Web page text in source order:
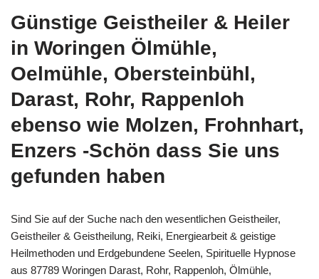
Günstige Geistheiler & Heiler
in Woringen Ölmühle,
Oelmühle, Obersteinbühl,
Darast, Rohr, Rappenloh
ebenso wie Molzen, Frohnhart,
Enzers -Schön dass Sie uns
gefunden haben
Sind Sie auf der Suche nach den wesentlichen Geistheiler,
Geistheiler & Geistheilung, Reiki, Energiearbeit & geistige
Heilmethoden und Erdgebundene Seelen, Spirituelle Hypnose
aus 87789 Woringen Darast, Rohr, Rappenloh, Ölmühle,